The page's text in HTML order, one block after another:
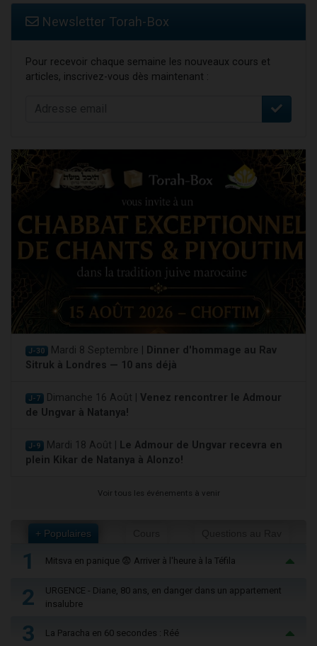
Newsletter Torah-Box
Pour recevoir chaque semaine les nouveaux cours et
articles, inscrivez-vous dès maintenant :
J-30 Mardi 8 Septembre |
Dinner d'hommage au Rav
Sitruk à Londres — 10 ans déjà
J-7 Dimanche 16 Août | Venez rencontrer le Admour
de Ungvar à Natanya!
J-9 Mardi 18 Août |
Le Admour de Ungvar recevra en
plein Kikar de Natanya à Alonzo!
Voir tous les événements à venir
+ Populaires
1 Mitsva en panique 😨 Arriver à l'heure à la Téfila
2
URGENCE - Diane, 80 ans, en danger dans un appartement
insalubre
3 La Paracha en 60 secondes : Réé